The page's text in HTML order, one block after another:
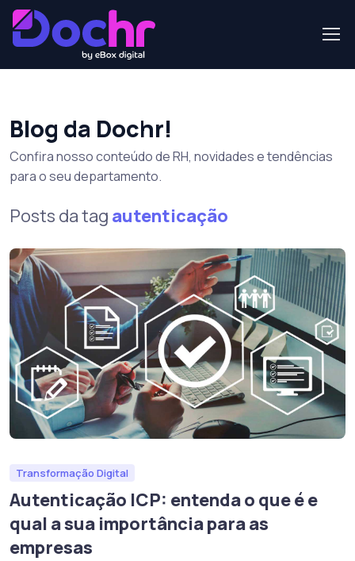
Blog da Dochr!
Confira nosso conteúdo de RH, novidades e tendências
para o seu departamento.
Posts da tag autenticação
Transformação Digital
Autenticação ICP: entenda o que é e
qual a sua importância para as
empresas